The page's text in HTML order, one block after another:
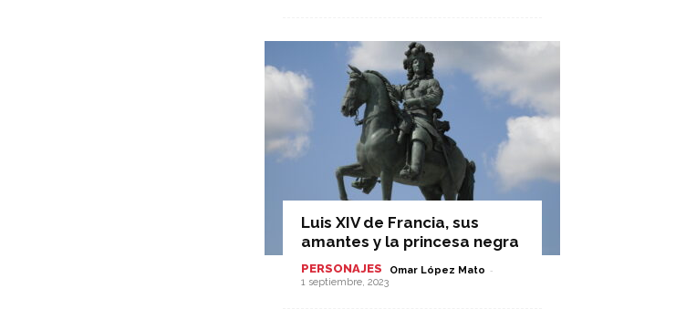
Luis XIV de Francia, sus
amantes y la princesa negra
PERSONAJES Omar López Mato -
1 septiembre, 2023